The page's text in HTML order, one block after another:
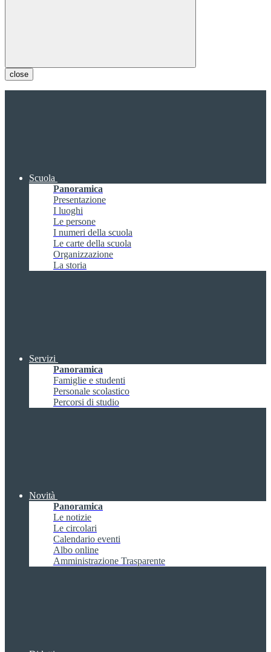
close
Scuola
Panoramica
Presentazione
I luoghi
Le persone
I numeri della scuola
Le carte della scuola
Organizzazione
La storia
Servizi
Panoramica
Famiglie e studenti
Personale scolastico
Percorsi di studio
Novità
Panoramica
Le notizie
Le circolari
Calendario eventi
Albo online
Amministrazione Trasparente